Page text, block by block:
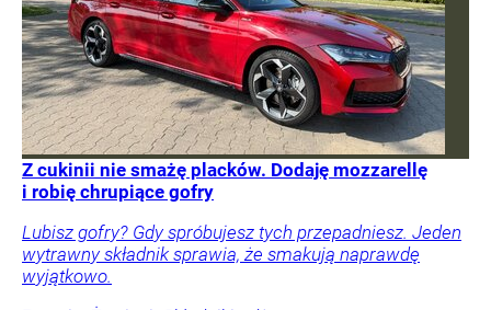
Z cukinii nie smażę placków. Dodaję mozzarellę
i robię chrupiące gofry
Lubisz gofry? Gdy spróbujesz tych przepadniesz. Jeden
wytrawny składnik sprawia, że smakują naprawdę
wyjątkowo.